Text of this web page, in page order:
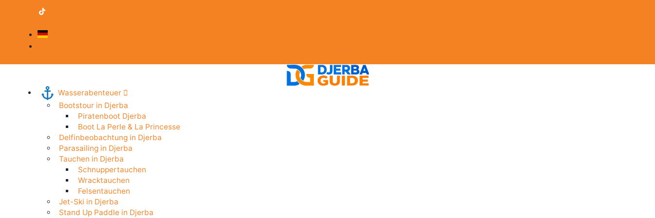
Wasserabenteuer
Bootstour in Djerba
Piratenboot Djerba
Boot La Perle & La Princesse
Delfinbeobachtung in Djerba
Parasailing in Djerba
Tauchen in Djerba
Schnuppertauchen
Wracktauchen
Felsentauchen
Jet-Ski in Djerba